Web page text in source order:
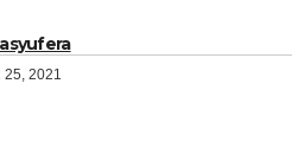
25, 2021